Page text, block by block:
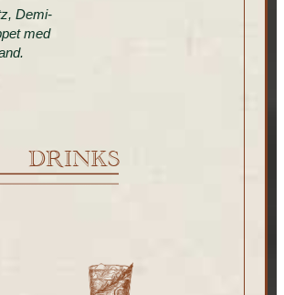
Demi-
med
DRINKS